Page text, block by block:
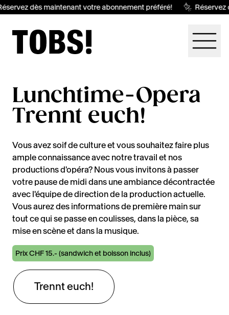
dès maintenant votre abonnement préféré! Réservez
Lunchtime-Opera
Trennt euch!
Vous avez soif de culture et vous souhaitez faire plus
ample connaissance avec notre travail et nos
productions d'opéra? Nous vous invitons à passer
votre pause de midi dans une ambiance décontractée
avec l'équipe de direction de la production actuelle.
Vous aurez des informations de première main sur
tout ce qui se passe en coulisses, dans la pièce, sa
mise en scène et dans la musique.
Prix CHF 15.- (sandwich et boisson inclus)
Trennt euch!